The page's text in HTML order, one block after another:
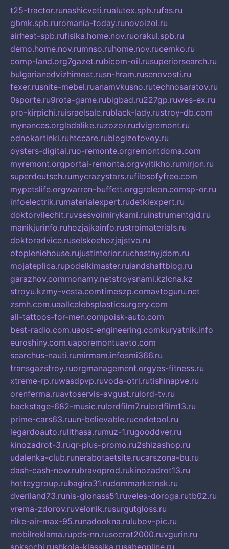
t25-tractor.runashicveti.rualutex.spb.rufas.ru
gbmk.spb.ruromania-today.runovoizol.ru
airheat-spb.rufisika.home.nov.ruorakul.spb.ru
demo.home.nov.rumnso.ruhome.nov.rucemko.ru
comp-land.org7gazet.rubicom-oil.rusuperiorsearch.ru
bulgarianedvizhimost.rusn-hram.rusenovosti.ru
fexer.rusnite-mebel.ruanamvkusno.rutechnosaratov.ru
0sporte.ru9rota-game.rubigbad.ru227gp.ruwes-ex.ru
pro-kirpichi.ruisraelsale.rublack-lady.rustroy-db.com
mynances.orgladalike.ruzozor.rudvigremont.ru
odnokartinki.ruhtccare.rublogizotovoy.ru
oysters-digital.ruo-remonte.orgremontdoma.com
myremont.orgportal-remonta.orgvyitikho.rumirjon.ru
superdeutsch.rumycrazystars.rufilosofyfree.com
mypetslife.orgwarren-buffett.orggreleon.comsp-or.ru
infoelectrik.rumaterialexpert.rudetkiexpert.ru
doktorvilechit.ruvsesvoimirykami.ruinstrumentgid.ru
manikjurinfo.ruhozjajkainfo.rustroimaterials.ru
doktoradvice.ruselskoehozjajstvo.ru
otopleniehouse.rujustinterior.ruchastnyjdom.ru
mojateplica.rupodelkimaster.rulandshaftblog.ru
garazhov.commonamy.netstroysnami.kzlcna.kz
stroyu.kzmy-vesta.comtimeszp.comavtoguru.net
zsmh.com.uaallcelebsplasticsurgery.com
all-tattoos-for-men.compoisk-auto.com
best-radio.com.uaost-engineering.comkuryatnik.info
euroshiny.com.uaporemontuavto.com
searchus-nauti.rumirmam.infosmi366.ru
transgazstroy.ruorgmanagement.orgyes-fitness.ru
xtreme-rp.ruwasdpvp.ruvoda-otri.rutishinapve.ru
orenferma.ruavtoservis-avgust.rulord-tv.ru
backstage-682-music.rulordfilm7.rulordfilm13.ru
prime-cars63.ruun-believable.rucodetool.ru
legardoauto.rulithasa.rumuz-1.rugooddver.ru
kinozadrot-3.ruqr-plus-promo.ru2shizashop.ru
udalenka-club.runerabotaetsite.rucarszona-bu.ru
dash-cash-now.rubravoprod.rukinozadrot13.ru
hotteygroup.rubagira31.rudommarketnsk.ru
dveriland73.runis-glonass51.ruveles-doroga.rutb02.ru
vrema-zdorov.ruvelonik.rusurgutgloss.ru
nike-air-max-95.runadookna.rulubov-pic.ru
mobilreklama.rupds-nn.rusocrat2000.ruvgurin.ru
spksochi.rushkola-klassika.rusabeonline.ru